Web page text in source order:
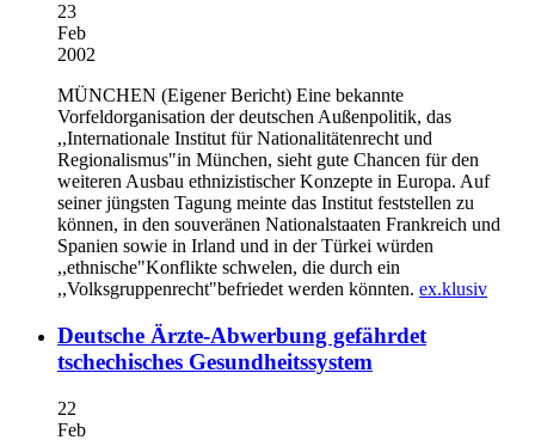
23
Feb
2002
MÜNCHEN (Eigener Bericht) Eine bekannte
Vorfeldorganisation der deutschen Außenpolitik, das
,,Internationale Institut für Nationalitätenrecht und
Regionalismus"in München, sieht gute Chancen für den
weiteren Ausbau ethnizistischer Konzepte in Europa. Auf
seiner jüngsten Tagung meinte das Institut feststellen zu
können, in den souveränen Nationalstaaten Frankreich und
Spanien sowie in Irland und in der Türkei würden
,,ethnische"Konflikte schwelen, die durch ein
,,Volksgruppenrecht"befriedet werden könnten. ex.klusiv
Deutsche Ärzte-Abwerbung gefährdet
tschechisches Gesundheitssystem
22
Feb